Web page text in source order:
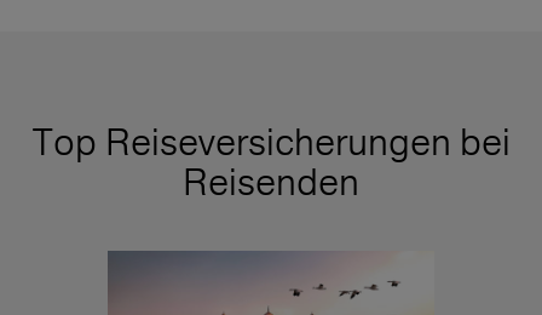
Top Reiseversicherungen bei
Reisenden